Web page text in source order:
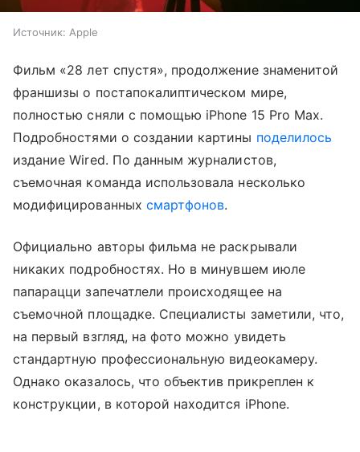
Источник: Apple
Фильм «28 лет спустя», продолжение знаменитой
франшизы о постапокалиптическом мире,
полностью сняли с помощью iPhone 15 Pro Max.
Подробностями о создании картины поделилось
издание Wired. По данным журналистов,
съемочная команда использовала несколько
модифицированных смартфонов.
Официально авторы фильма не раскрывали
никаких подробностях. Но в минувшем июле
папарацци запечатлели происходящее на
съемочной площадке. Специалисты заметили, что,
на первый взгляд, на фото можно увидеть
стандартную профессиональную видеокамеру.
Однако оказалось, что объектив прикреплен к
конструкции, в которой находится iPhone.